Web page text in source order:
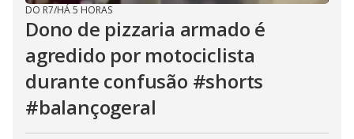
DO R7/HÁ 5 HORAS
Dono de pizzaria armado é
agredido por motociclista
durante confusão #shorts
#balançogeral